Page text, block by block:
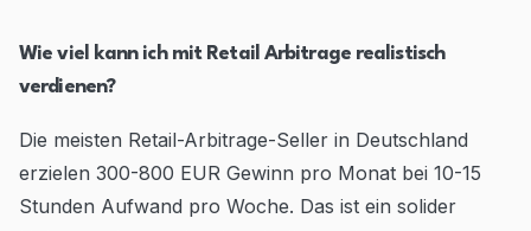
Wie viel kann ich mit Retail Arbitrage realistisch
verdienen?
Die meisten Retail-Arbitrage-Seller in Deutschland
erzielen 300-800 EUR Gewinn pro Monat bei 10-15
Stunden Aufwand pro Woche. Das ist ein solider